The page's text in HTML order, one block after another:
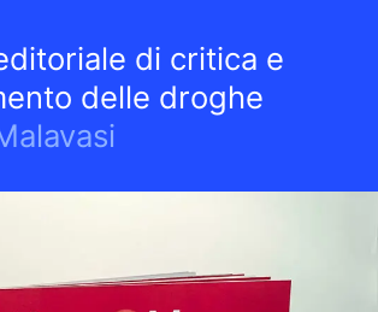
di critica e
delle droghe